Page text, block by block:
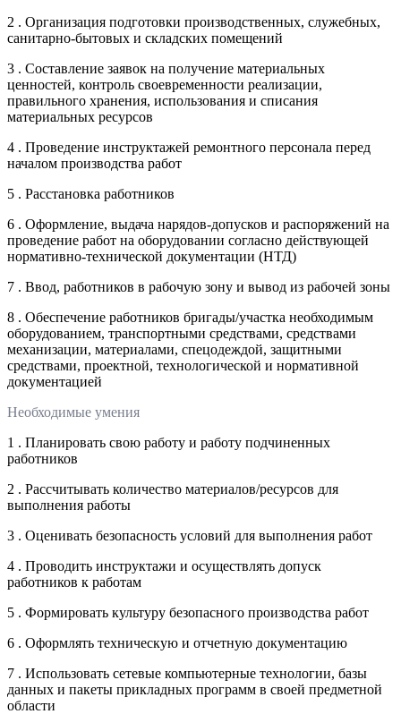
2 . Организация подготовки производственных, служебных,
санитарно-бытовых и складских помещений
3 . Составление заявок на получение материальных
ценностей, контроль своевременности реализации,
правильного хранения, использования и списания
материальных ресурсов
4 . Проведение инструктажей ремонтного персонала перед
началом производства работ
5 . Расстановка работников
6 . Оформление, выдача нарядов-допусков и распоряжений на
проведение работ на оборудовании согласно действующей
нормативно-технической документации (НТД)
7 . Ввод, работников в рабочую зону и вывод из рабочей зоны
8 . Обеспечение работников бригады/участка необходимым
оборудованием, транспортными средствами, средствами
механизации, материалами, спецодеждой, защитными
средствами, проектной, технологической и нормативной
документацией
Необходимые умения
1 . Планировать свою работу и работу подчиненных
работников
2 . Рассчитывать количество материалов/ресурсов для
выполнения работы
3 . Оценивать безопасность условий для выполнения работ
4 . Проводить инструктажи и осуществлять допуск
работников к работам
5 . Формировать культуру безопасного производства работ
6 . Оформлять техническую и отчетную документацию
7 . Использовать сетевые компьютерные технологии, базы
данных и пакеты прикладных программ в своей предметной
области